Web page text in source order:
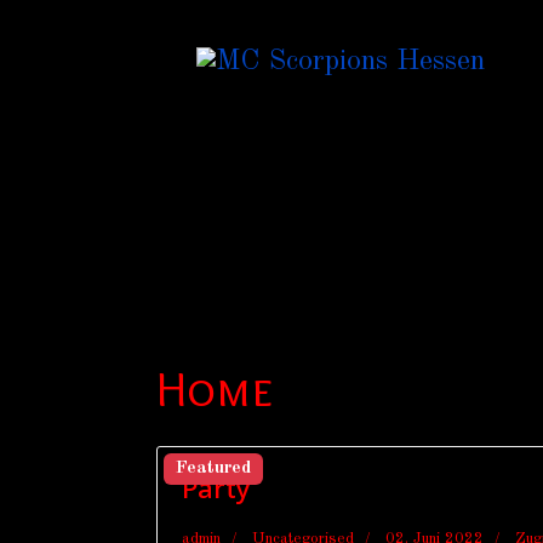
Home
Featured
Party
admin Uncategorised 02. Juni 2022